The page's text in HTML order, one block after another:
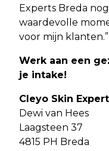
Experts Breda
waardevolle
voor mijn klanten.”
Werk aan een
je intake!
Cleyo Skin
Dewi van Hees
Laagsteen 37
4815 PH Breda